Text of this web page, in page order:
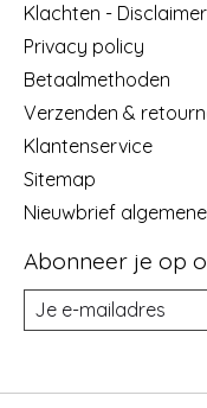
Klachten - Disclaimer
Privacy policy
Betaalmethoden
Verzenden &
Klantenservice
Sitemap
Nieuwbrief
Abonneer je op